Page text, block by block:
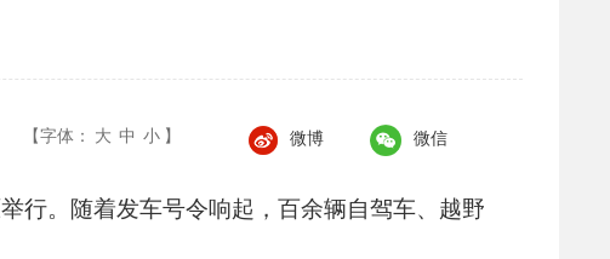
【字体： 大 中 小 】 微博 微信
行。 随着发车号令响起，百余辆自驾车、 越野